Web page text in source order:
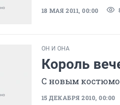
18 МАЯ 2011, 00:00
ОН И ОНА
Король
С новым
15 ДЕКАБРЯ 2010, 00:00